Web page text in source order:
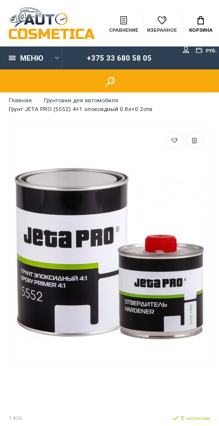
СРАВНЕНИЕ ИЗБРАННОЕ КОРЗИНА
МЕНЮ +375 33 680 58 05
РУБ.
Главная
Грунтовки для автомобиля
Грунт JETA PRO (5552) 4+1 эпоксидный 0.8л+0.2отв
1436 В наличии